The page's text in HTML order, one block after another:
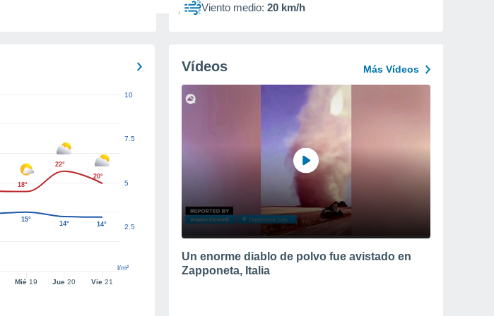
Viento medio: 20 km/h
Mié 19 Jue 20 Vie21
2.5
5
7.5
10
l/m²
18°
22°
20°
15°
14° 14°
Vídeos Más Vídeos
Un enorme diablo de polvo fue avistado en
Zapponeta, Italia